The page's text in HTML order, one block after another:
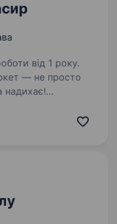
від 1 року.
— не просто
надихає!
під контролем,